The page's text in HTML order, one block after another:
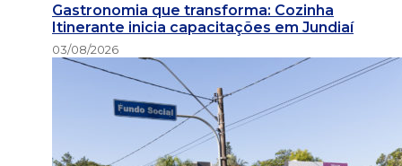
Gastronomia que transforma: Cozinha
Itinerante inicia capacitações em Jundiaí
03/08/2026